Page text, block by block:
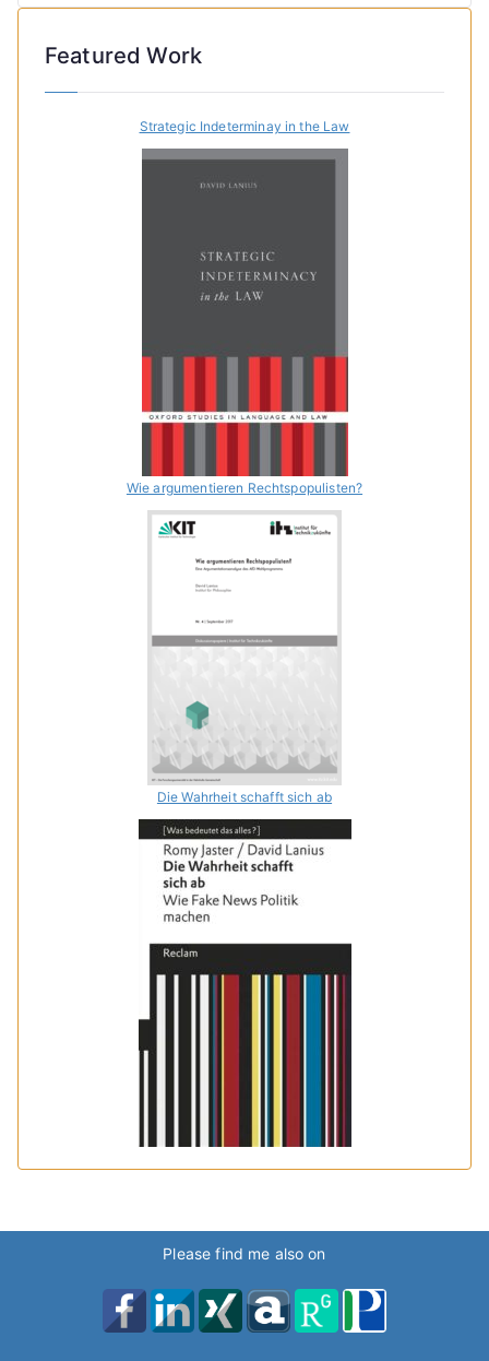
Featured Work
Strategic Indeterminay in the Law
Wie argumentieren Rechtspopulisten?
Die Wahrheit schafft sich ab
Please find me also on